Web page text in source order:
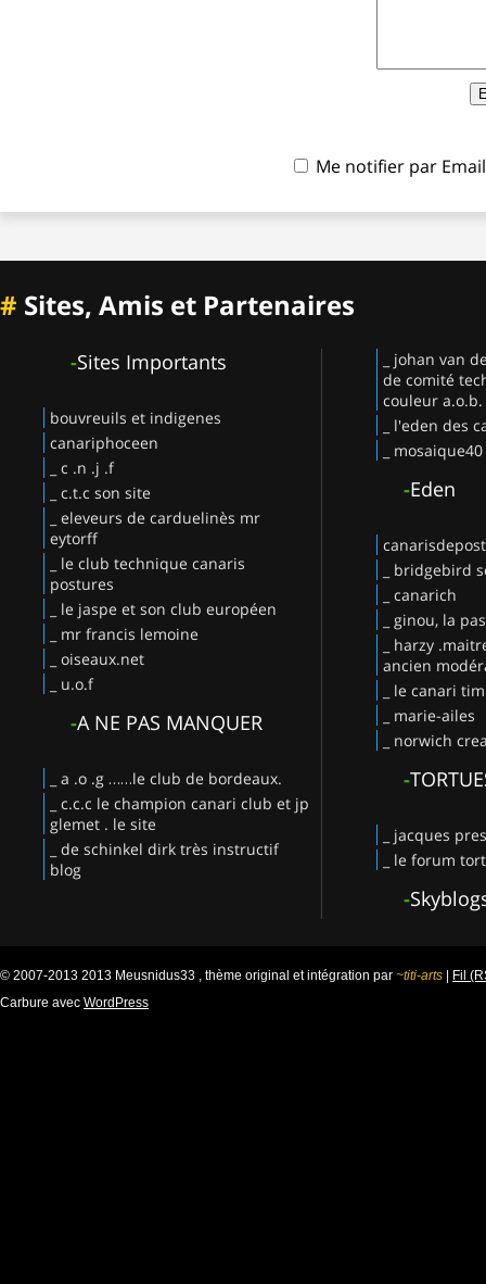
Me notifier par
# Sites, Amis et Partenaires
-Sites Importants
bouvreuils et indigenes
canariphoceen
_ c .n .j .f
_ c.t.c son site
_ eleveurs de carduelinès mr
eytorff
_ le club technique canaris
postures
_ le jaspe et son club européen
_ mr francis lemoine
_ oiseaux.net
_ u.o.f
-A NE PAS MANQUER
_ a .o .g ……le club de bordeaux.
_ c.c.c le champion canari club et jp
glemet . le site
_ de schinkel dirk très instructif
blog
_ johan van
de comité
couleur a.o.b.
_ l'eden des
_ mosaique40
-Eden
_ bridgebird
_ canarich
_ ginou, la
_ harzy
ancien
_ le canari
_ marie-ailes
_ norwich
-
_ jacques
_ le forum
-
© 2007-2013 2013 Meusnidus33 , thème original et intégration par ~titi-arts | Fil
Carbure avec WordPress